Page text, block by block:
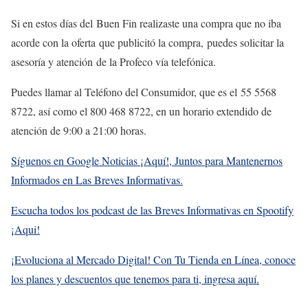
Si en estos días del Buen Fin realizaste una compra que no iba
acorde con la oferta que publicitó la compra, puedes solicitar la
asesoría y atención de la Profeco vía telefónica.
Puedes llamar al Teléfono del Consumidor, que es el 55 5568
8722, así como el 800 468 8722, en un horario extendido de
atención de 9:00 a 21:00 horas.
Síguenos en Google Noticias ¡Aquí!, Juntos para Mantenernos
Informados en Las Breves Informativas.
Escucha todos los podcast de las Breves Informativas en Spootify
¡Aqui!
¡Evoluciona al Mercado Digital! Con Tu Tienda en Línea, conoce
los planes y descuentos que tenemos para ti, ingresa aquí.